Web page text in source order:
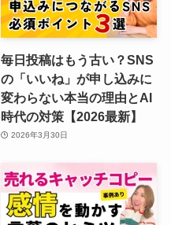
毎日投稿はもう古い？SNS
の「いいね」が申し込みに
変わらない本当の理由とAI
時代の対策【2026最新】
2026年3月30日